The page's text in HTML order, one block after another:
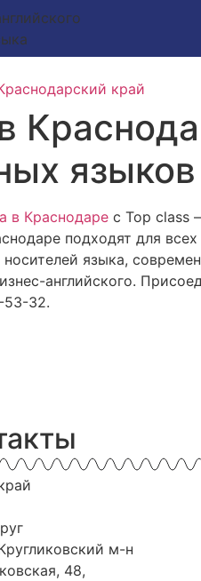
край
языков
в Краснодаре с Top class
подходят для
носителей языка,
английского.
53-32.
м-н
48,